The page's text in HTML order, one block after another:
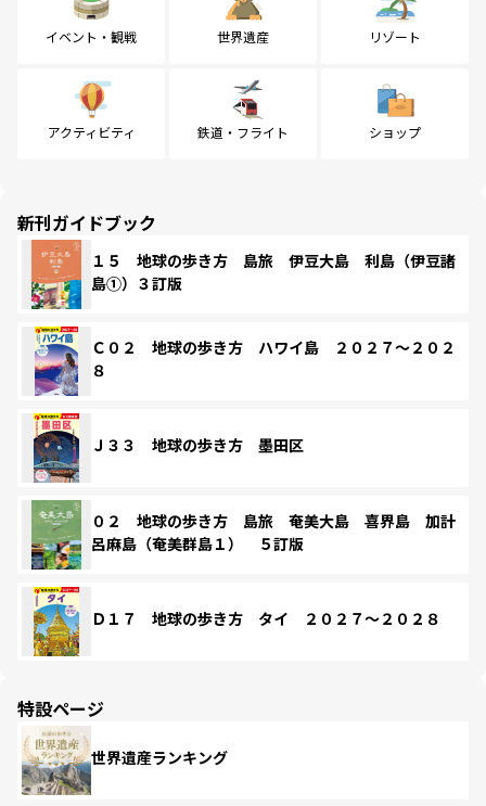
イベント・観戦 世界遺産 リゾート
アクティビティ 鉄道・フライト ショップ
新刊ガイドブック
１５ 地球の歩き方 島旅 伊豆大島 利島（伊豆諸
島①）３訂版
Ｃ０２ 地球の歩き方 ハワイ島 ２０２７～２０２
８
Ｊ３３ 地球の歩き方 墨田区
０２ 地球の歩き方 島旅 奄美大島 喜界島 加計
呂麻島（奄美群島１） ５訂版
Ｄ１７ 地球の歩き方 タイ ２０２７～２０２８
特設ページ
世界遺産ランキング